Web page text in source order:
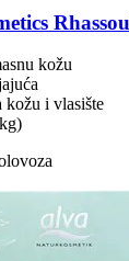
kožu
kožu i vlasište